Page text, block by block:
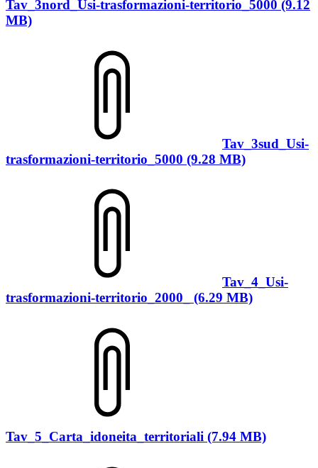
Tav_3nord_Usi-trasformazioni-territorio_5000 (9.12
MB)
Tav_3sud_Usi-
trasformazioni-territorio_5000 (9.28 MB)
Tav_4_Usi-
trasformazioni-territorio_2000_ (6.29 MB)
Tav_5_Carta_idoneita_territoriali (7.94 MB)